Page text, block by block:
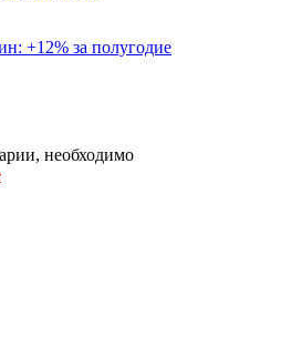
+12% за полугодие
необходимо